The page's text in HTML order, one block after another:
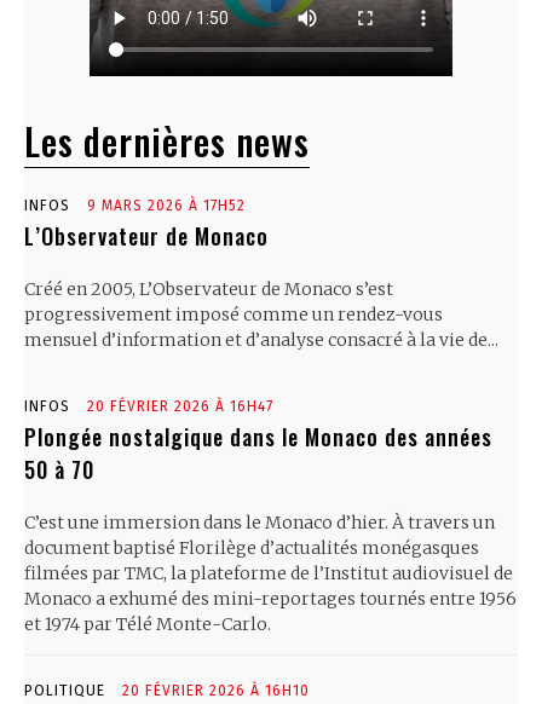
Les dernières news
INFOS 9 MARS 2026 À 17H52
L’Observateur de Monaco
Créé en 2005, L’Observateur de Monaco s’est
progressivement imposé comme un rendez-vous
mensuel d’information et d’analyse consacré à la vie de...
INFOS 20 FÉVRIER 2026 À 16H47
Plongée nostalgique dans le Monaco des années
50 à 70
C’est une immersion dans le Monaco d’hier. À travers un
document baptisé Florilège d’actualités monégasques
filmées par TMC, la plateforme de l’Institut audiovisuel de
Monaco a exhumé des mini-reportages tournés entre 1956
et 1974 par Télé Monte-Carlo.
POLITIQUE 20 FÉVRIER 2026 À 16H10